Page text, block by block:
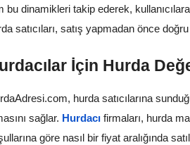
bu dinamikleri takip ederek,
satıcıları, satış yapmadan önce
İçin Hurda
hurda satıcılarına
sağlar. Hurdacı firmaları, hurda
göre nasıl bir fiyat aralığında